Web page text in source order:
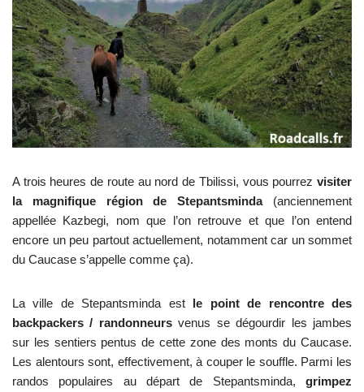
A trois heures de route au nord de Tbilissi, vous pourrez visiter
la magnifique région de Stepantsminda(anciennement
appellée Kazbegi, nom que l’on retrouve et que l’on entend
encore un peu partout actuellement, notamment car un sommet
du Caucase s’appelle comme ça).
La ville de Stepantsminda est le point de rencontre des
backpackers / randonneursvenus se dégourdir les jambes
sur les sentiers pentus de cette zone des monts du Caucase.
Les alentours sont, effectivement, à couper le souffle. Parmi les
randos populaires au départ de Stepantsminda, grimpez